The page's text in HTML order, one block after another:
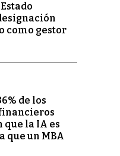
como gestor
de los
que la IA es
que un MBA